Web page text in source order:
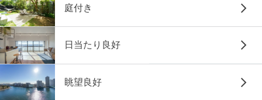
庭付き
日当たり良好
眺望良好